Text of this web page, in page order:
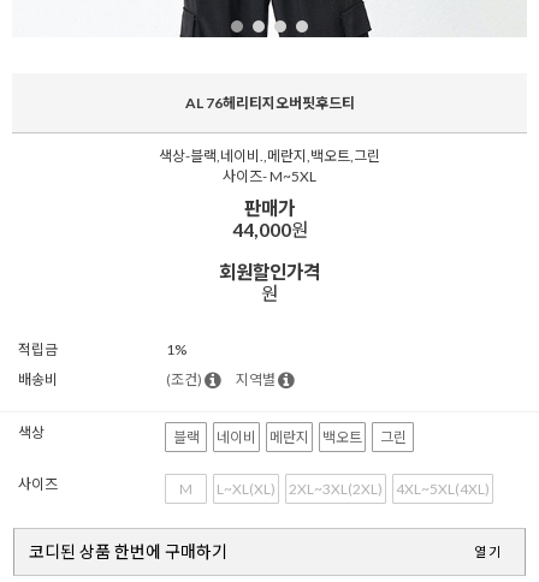
AL 76헤리티지오버핏후드티
색상-블랙,네이비.,메란지,백오트,그린
사이즈- M~5XL
판매가
44,000원
회원할인가격
원
적립금
1%
배송비
(조건) 지역별
색상 블랙 네이비 메란지 백오트 그린
사이즈 M L~XL(XL) 2XL~3XL(2XL) 4XL~5XL(4XL)
코디된 상품 한번에 구매하기 열기